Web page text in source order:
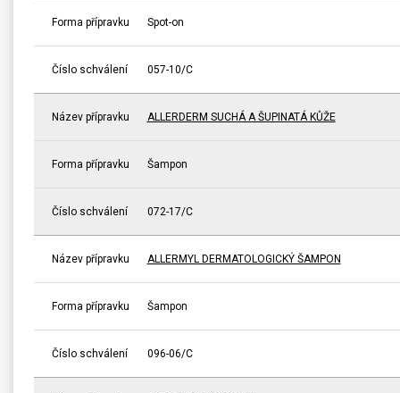
Forma přípravku Spot-on
Číslo schválení 057-10/C
Název přípravku ALLERDERM SUCHÁ A ŠUPINATÁ KŮŽE
Forma přípravku Šampon
Číslo schválení 072-17/C
Název přípravku ALLERMYL DERMATOLOGICKÝ ŠAMPON
Forma přípravku Šampon
Číslo schválení 096-06/C